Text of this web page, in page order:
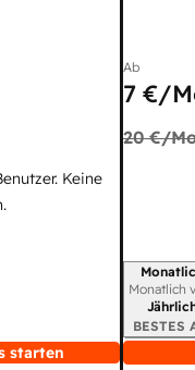
Keine
starten
Ab
7 €/
20 €/
Monatlich
BESTES